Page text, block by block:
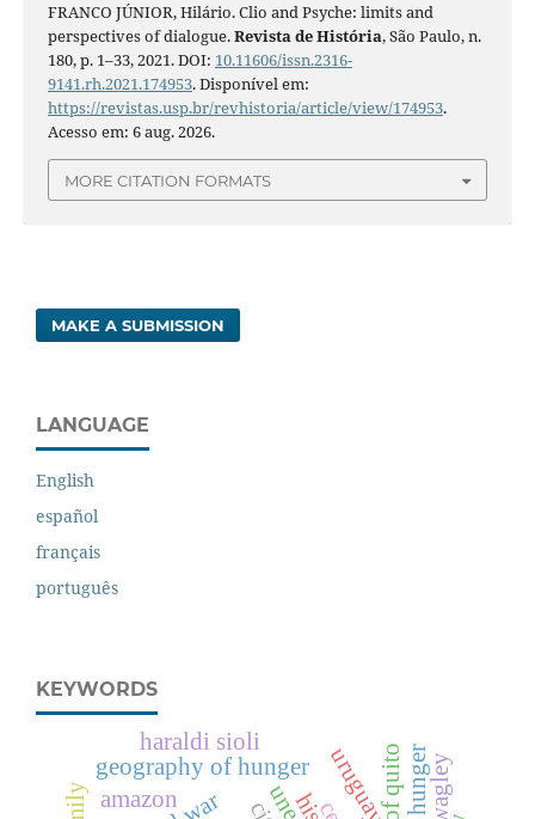
FRANCO JÚNIOR, Hilário. Clio and Psyche: limits and
perspectives of dialogue.Revista de História, São Paulo, n.
180, p. 1–33, 2021. DOI: 10.11606/issn.2316-
9141.rh.2021.174953. Disponível em:
https://revistas.usp.br/revhistoria/article/view/174953.
Acesso em: 6 aug. 2026.
MORE CITATION FORMATS
MAKE A SUBMISSION
LANGUAGE
English
español
français
português
KEYWORDS
geography of hunger
amazon uruguay
haraldi sioli